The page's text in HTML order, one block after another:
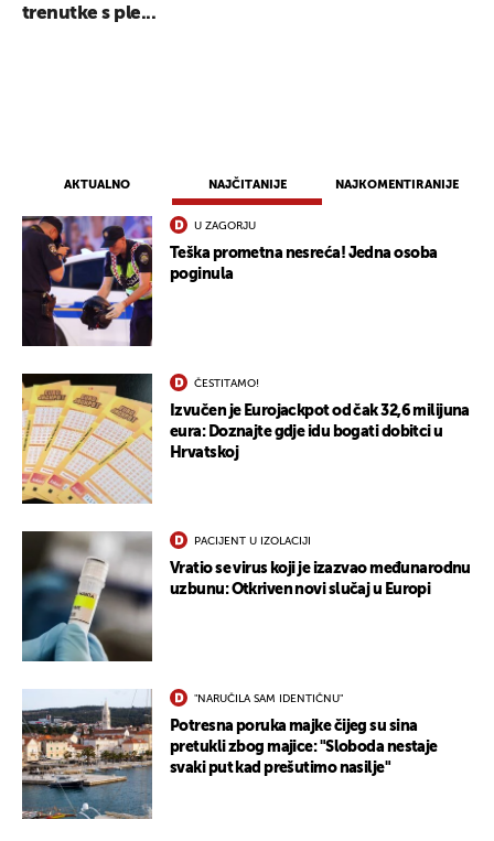
AKTUALNO NAJČITANIJE NAJKOMENTIRANIJE
U ZAGORJU
Teška prometna nesreća! Jedna osoba
poginula
ČESTITAMO!
Izvučen je Eurojackpot od čak 32,6 milijuna
eura: Doznajte gdje idu bogati dobitci u
Hrvatskoj
PACIJENT U IZOLACIJI
Vratio se virus koji je izazvao međunarodnu
uzbunu: Otkriven novi slučaj u Europi
"NARUČILA SAM IDENTIČNU"
Potresna poruka majke čijeg su sina
pretukli zbog majice: "Sloboda nestaje
svaki put kad prešutimo nasilje"
trenutke s ple...
UKLJUČITE NOTIFIKACIJE